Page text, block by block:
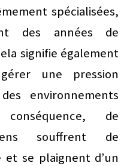
spécialisées,
des années de
signifie également
une pression
environnements
de
souffrent de
se plaignent d’un